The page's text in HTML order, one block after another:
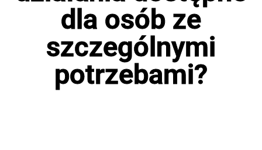
dla osób ze
szczególnymi
potrzebami?